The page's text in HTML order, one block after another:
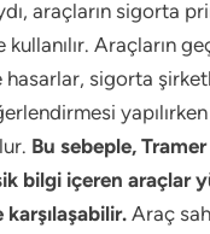
araçların sigorta
Araçların
hasarlar, sigorta
Bu sebeple, Tramer
bilgi içeren araçlar
Araç